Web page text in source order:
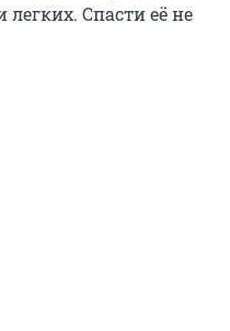
Спасти её не